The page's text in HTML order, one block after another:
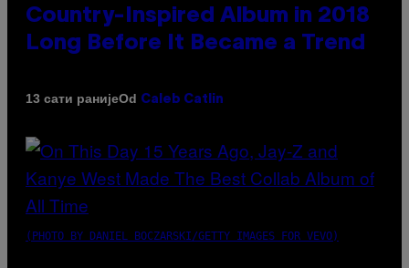
Country-Inspired Album in 2018
Long Before It Became a Trend
13 сати ранијеOd Caleb Catlin
(PHOTO BY DANIEL BOCZARSKI/GETTY IMAGES FOR VEVO)